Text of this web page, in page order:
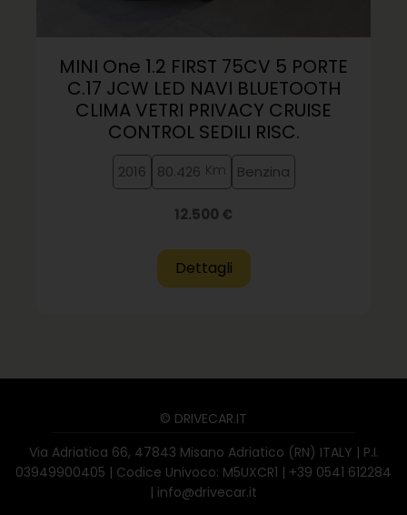
MINI One 1.2 FIRST 75CV 5 PORTE
C.17 JCW LED NAVI BLUETOOTH
CLIMA VETRI PRIVACY CRUISE
CONTROL SEDILI RISC.
12.500 €
2016 Km
80.426 Benzina
© DRIVECAR.IT
Via Adriatica 66, 47843 Misano Adriatico (RN) ITALY | P.I.
03949900405 | Codice Univoco: M5UXCR1 | +39 0541 612284
| info@drivecar.it